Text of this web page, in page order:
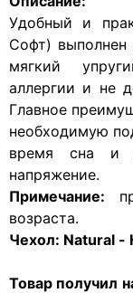
Удобный и
Софт) выполнен
мягкий
аллергии и не
Главное
необходимую
время сна и
напряжение.
Примечание:
возраста.
Чехол: Natural -
Товар получил